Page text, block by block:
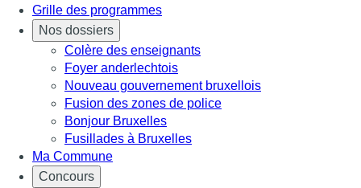
Grille des programmes
Nos dossiers
Colère des enseignants
Foyer anderlechtois
Nouveau gouvernement bruxellois
Fusion des zones de police
Bonjour Bruxelles
Fusillades à Bruxelles
Ma Commune
Concours